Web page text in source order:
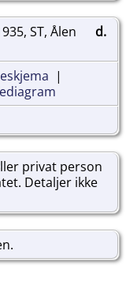
ST, Ålen
d.
|
privat person
Detaljer ikke